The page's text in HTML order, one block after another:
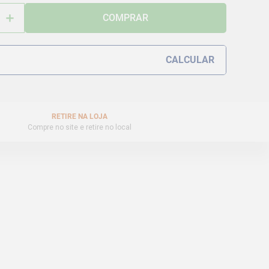
＋ COMPRAR
RETIRE NA LOJA
Compre no site e retire no local